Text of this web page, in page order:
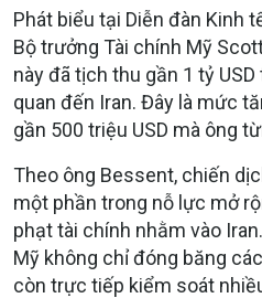
Phát biểu tại Diễn đàn Kinh
Bộ trưởng Tài chính Mỹ
này đã tịch thu gần 1 tỷ
quan đến Iran. Đây là mức
gần 500 triệu USD mà ông
Theo ông Bessent, chiến
một phần trong nỗ lực mở
phạt tài chính nhằm vào
Mỹ không chỉ đóng băng
còn trực tiếp kiểm soát